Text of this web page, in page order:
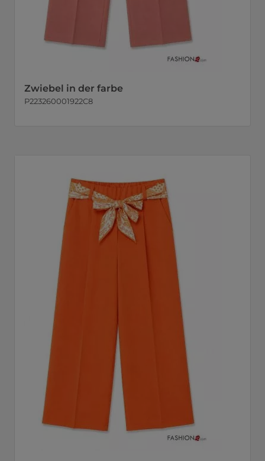
Zwiebel in der farbe
P223260001922C8